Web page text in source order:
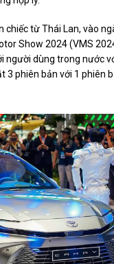
chiếc từ Thái Lan, vào
Show 2024 (VMS
người dùng trong nước
3 phiên bản với 1 phiên